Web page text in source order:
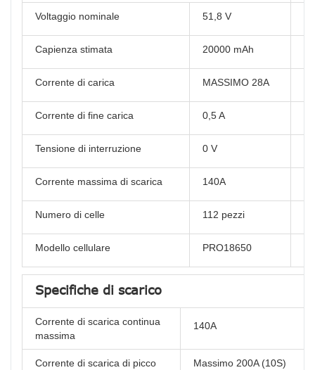
Voltaggio nominale 51,8 V
Capienza stimata 20000 mAh
Corrente di carica MASSIMO 28A
Corrente di fine carica 0,5 A
Tensione di interruzione 0 V
Corrente massima di scarica 140A
Numero di celle 112 pezzi
Modello cellulare PRO18650
Specifiche di scarico
Corrente di scarica continua
massima
140A
Corrente di scarica di picco Massimo 200A (10S)